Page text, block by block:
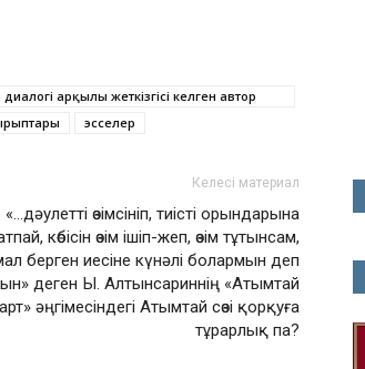
арқылы жеткізгісі келген автор
эсселер
Келесі материал
«…дәулетті өзімсініп, тиісті орындарына
көбісін өзім ішіп-жеп, өзім тұтынсам,
берген иесіне күнәлі болармын деп
деген Ы. Алтынсариннің «Атымтай
әңгімесіндегі Атымтай сөзі қорқуға
тұрарлық па?